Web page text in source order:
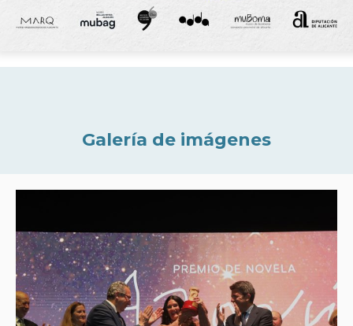
Galería de imágenes